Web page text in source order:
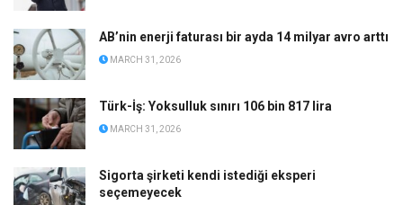
AB’nin enerji faturası bir ayda 14 milyar avro arttı
MARCH 31, 2026
Türk-İş: Yoksulluk sınırı 106 bin 817 lira
MARCH 31, 2026
Sigorta şirketi kendi istediği eksperi
seçemeyecek